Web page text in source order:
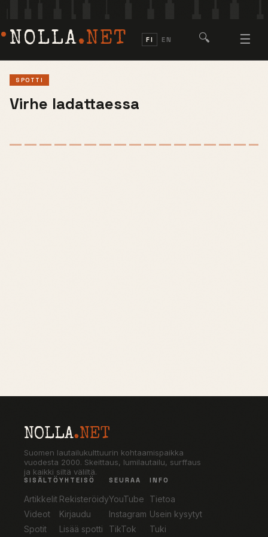
NOLLA.NET FI EN 🔍 ☰
SPOTTI
Virhe ladattaessa
NOLLA.NET
Suomen lautailukulttuurin kohtaamispaikka
vuodesta 2000. Skeittaus, lumilautailu, surffaus
ja kaikki siltä väliltä.
SISÄLTÖ
Artikkelit
Videot
Spotit
YHTEISÖ
Rekisteröidy
Kirjaudu
Lisää spotti
SEURAA
YouTube
Instagram
TikTok
INFO
Tietoa
Usein kysytyt
Tuki